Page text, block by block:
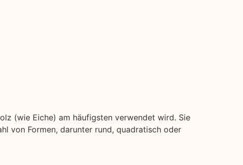
(wie Eiche) am häufigsten verwendet wird. Sie
von Formen, darunter rund, quadratisch oder